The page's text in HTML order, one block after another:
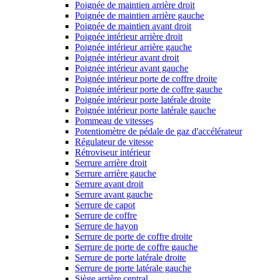
Poignée de maintien arrière droit
Poignée de maintien arrière gauche
Poignée de maintien avant droit
Poignée intérieur arrière droit
Poignée intérieur arrière gauche
Poignée intérieur avant droit
Poignée intérieur avant gauche
Poignée intérieur porte de coffre droite
Poignée intérieur porte de coffre gauche
Poignée intérieur porte latérale droite
Poignée intérieur porte latérale gauche
Pommeau de vitesses
Potentiomètre de pédale de gaz d'accélérateur
Régulateur de vitesse
Rétroviseur intérieur
Serrure arrière droit
Serrure arrière gauche
Serrure avant droit
Serrure avant gauche
Serrure de capot
Serrure de coffre
Serrure de hayon
Serrure de porte de coffre droite
Serrure de porte de coffre gauche
Serrure de porte latérale droite
Serrure de porte latérale gauche